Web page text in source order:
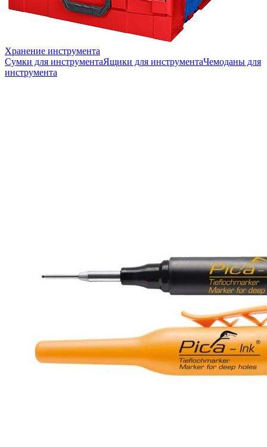
Хранение инструмента
Сумки для инструментаЯщики для инструментаЧемоданы для
инструмента